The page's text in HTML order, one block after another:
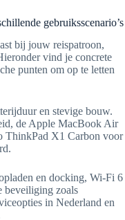
gebruiksscenario’s
bij jouw reispatroon,
vind je concrete
punten om op te letten
en stevige bouw.
de Apple MacBook Air
ThinkPad X1 Carbon voor
en docking, Wi‑Fi 6
beveiliging zoals
in Nederland en